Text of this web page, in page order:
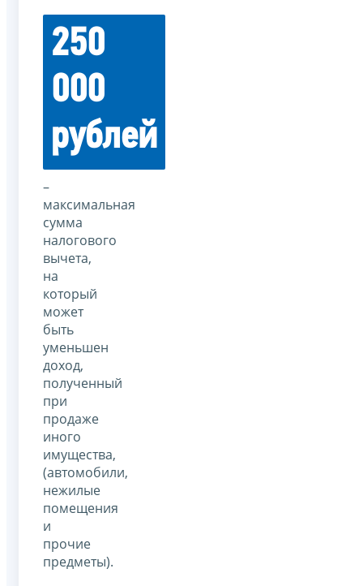
250
000
рублей
–
максимальная
сумма
налогового
вычета,
на
который
может
быть
уменьшен
доход,
полученный
при
продаже
иного
имущества,
(автомобили,
нежилые
помещения
и
прочие
предметы).